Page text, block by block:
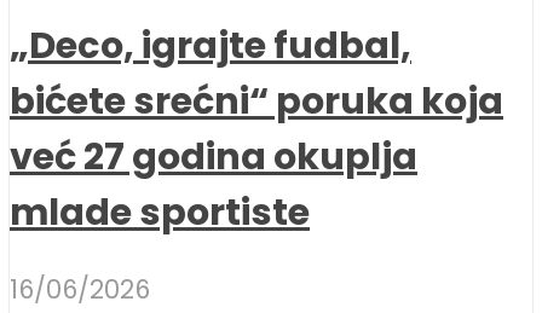
„Deco, igrajte fudbal,
bićete srećni“ poruka koja
već 27 godina okuplja
mlade sportiste
16/06/2026